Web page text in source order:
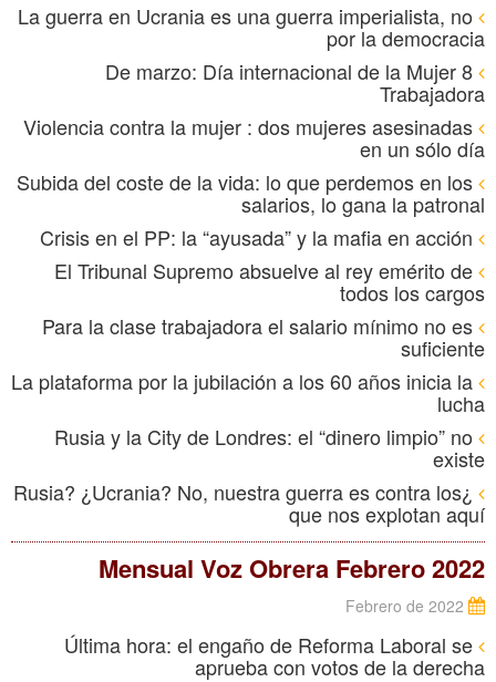
La guerra en Ucrania es una guerra imperialista, no
por la democracia
8 De marzo: Día internacional de la Mujer
Trabajadora
Violencia contra la mujer : dos mujeres asesinadas
en un sólo día
Subida del coste de la vida: lo que perdemos en los
salarios, lo gana la patronal
El Tribunal Supremo absuelve al rey emérito de
todos los cargos
Para la clase trabajadora el salario mínimo no es
suficiente
La plataforma por la jubilación a los 60 años inicia la
lucha
Rusia y la City de Londres: el “dinero limpio” no
existe
¿Rusia? ¿Ucrania? No, nuestra guerra es contra los
que nos explotan aquí
Mensual Voz Obrera Febrero 2022
Última hora: el engaño de Reforma Laboral se
aprueba con votos de la derecha